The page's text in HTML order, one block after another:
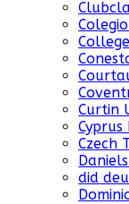
Curtin
Czech
did